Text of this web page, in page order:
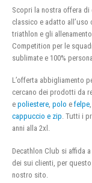
Scopri la nostra offera
classico e adatto
triathlon e gli
Competition per le
sublimate e 100%
L’offerta abbigliamento
cercano dei prodotti da
e poliestere, polo e felpe
cappuccio e zip. Tutti i
anni alla 2xl.
Decathlon Club si affida
dei sui clienti, per
nostro sito.